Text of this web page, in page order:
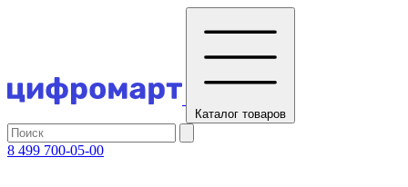
Каталог товаров
8 499 700-05-00